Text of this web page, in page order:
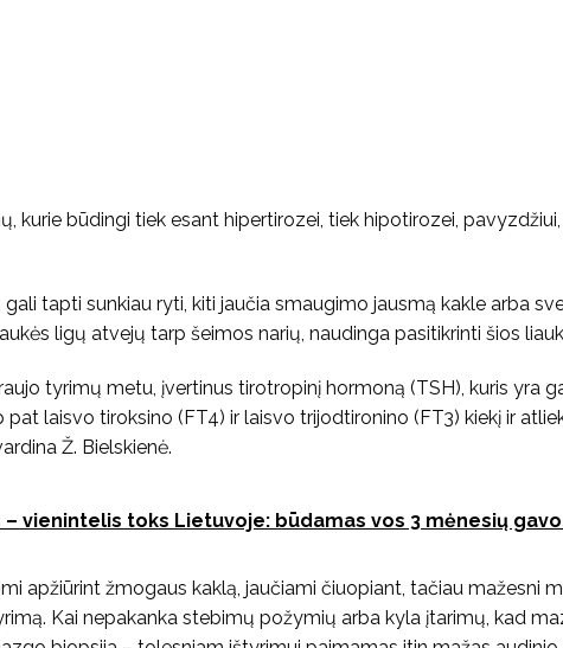
kurie būdingi tiek esant hipertirozei, tiek hipotirozei,
tapti sunkiau ryti, kiti jaučia smaugimo jausmą kakle arba
ligų atvejų tarp šeimos narių, naudinga pasitikrinti šios
tyrimų metu, įvertinus tirotropinį hormoną (TSH), kuris yra
laisvo tiroksino (FT4) ir laisvo trijodtironino (FT3) kiekį ir
Ž. Bielskienė.
– vienintelis toks Lietuvoje: būdamas vos 3 mėnesių
apžiūrint žmogaus kaklą, jaučiami čiuopiant, tačiau mažesni
Kai nepakanka stebimų požymių arba kyla įtarimų, kad